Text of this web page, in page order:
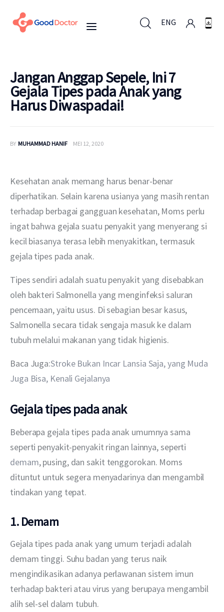
ENG
ENG
Untuk Bisnis
Layanan
Jangan Anggap Sepele, Ini 7
Gejala Tipes pada Anak yang
Harus Diwaspadai!
BY MUHAMMAD HANIF MEI 12, 2020
Kesehatan anak memang harus benar-benar
diperhatikan. Selain karena usianya yang masih rentan
terhadap berbagai gangguan kesehatan, Moms perlu
ingat bahwa gejala suatu penyakit yang menyerang si
kecil biasanya terasa lebih menyakitkan, termasuk
gejala tipes pada anak.
Tipes sendiri adalah suatu penyakit yang disebabkan
oleh bakteri Salmonella yang menginfeksi saluran
pencernaan, yaitu usus. Di sebagian besar kasus,
Salmonella secara tidak sengaja masuk ke dalam
tubuh melalui makanan yang tidak higienis.
Baca Juga:Stroke Bukan Incar Lansia Saja, yang Muda
Juga Bisa, Kenali Gejalanya
Gejala tipes pada anak
Beberapa gejala tipes pada anak umumnya sama
seperti penyakit-penyakit ringan lainnya, seperti
demam, pusing, dan sakit tenggorokan. Moms
dituntut untuk segera menyadarinya dan mengambil
tindakan yang tepat.
1. Demam
Gejala tipes pada anak yang umum terjadi adalah
demam tinggi. Suhu badan yang terus naik
mengindikasikan adanya perlawanan sistem imun
terhadap bakteri atau virus yang berupaya mengambil
alih sel-sel dalam tubuh.